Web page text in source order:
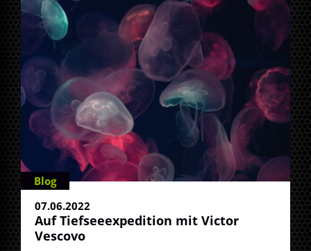
Blog
07.06.2022
Auf Tiefseeexpedition mit Victor
Vescovo